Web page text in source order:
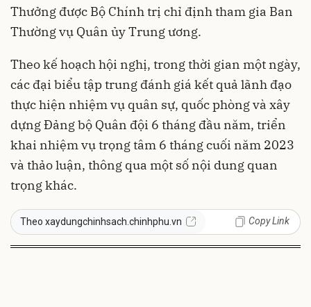
Thưởng được Bộ Chính trị chỉ định tham gia Ban
Thường vụ Quân ủy Trung ương.
Theo kế hoạch hội nghị, trong thời gian một ngày,
các đại biểu tập trung đánh giá kết quả lãnh đạo
thực hiện nhiệm vụ quân sự, quốc phòng và xây
dựng Đảng bộ Quân đội 6 tháng đầu năm, triển
khai nhiệm vụ trọng tâm 6 tháng cuối năm 2023
và thảo luận, thông qua một số nội dung quan
trọng khác.
Theo xaydungchinhsach.chinhphu.vn Copy Link